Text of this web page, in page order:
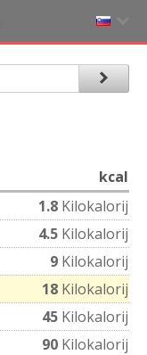
kcal
1.8 Kilokalorij
4.5 Kilokalorij
9 Kilokalorij
18 Kilokalorij
45 Kilokalorij
90 Kilokalorij